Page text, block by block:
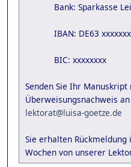
Bank: Sparkasse
IBAN: DE63
BIC: xxxxxxxx
Senden Sie Ihr
Überweisungsnachweis
lektorat@luisa-goetze.de
Sie erhalten
Wochen von unserer